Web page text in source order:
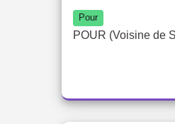
Pour
POUR (Voisine de